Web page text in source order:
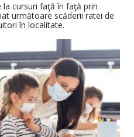
cursuri faţă în faţă prin
următoare scăderii ratei de
în localitate.